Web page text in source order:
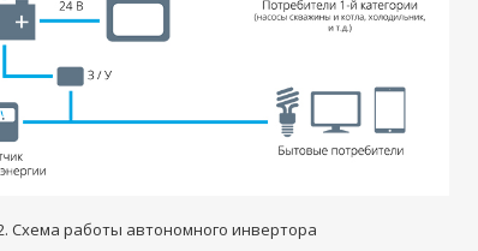
Схема работы автономного инвертора